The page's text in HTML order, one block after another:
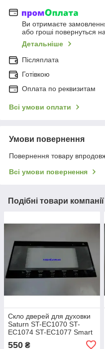
Ви отримаєте
або гроші повернуться
Детальніше
Післяплата
Готівкою
Оплата по реквизитам
Всі умови оплати
Умови повернення
Повернення товару
Всі умови повернення
Подібні товари компанії
Скло дверей для духовки
Saturn ST-EC1070 ST-
EC1074 ST-EC1077 Smart
550 ₴